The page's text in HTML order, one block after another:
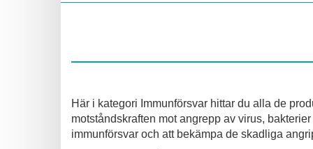
Här i kategori Immunförsvar hittar du alla de
motståndskraften mot angrepp av virus,
immunförsvar och att bekämpa de skadliga